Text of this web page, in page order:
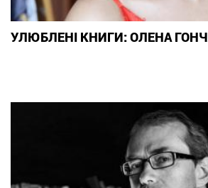
УЛЮБЛЕНІ КНИГИ: ОЛЕНА